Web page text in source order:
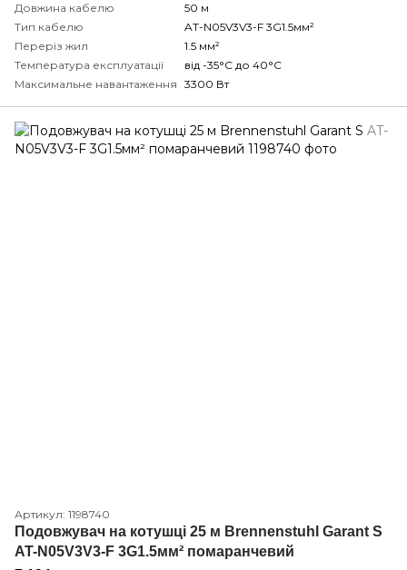
Довжина кабелю
50 м
Тип кабелю
AT-N05V3V3-F 3G1.5мм²
Переріз жил
1.5 мм²
Температура експлуатації
від -35°С до 40°С
Максимальне навантаження 3300 Вт
Артикул: 1198740
Подовжувач на котушці 25 м Brennenstuhl Garant S
AT-N05V3V3-F 3G1.5мм² помаранчевий